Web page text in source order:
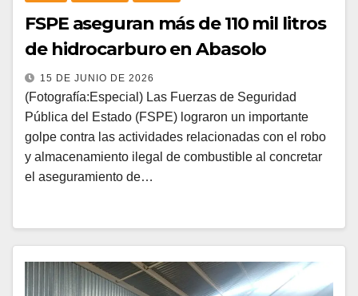
FSPE aseguran más de 110 mil litros
de hidrocarburo en Abasolo
15 DE JUNIO DE 2026
(Fotografía:Especial) Las Fuerzas de Seguridad
Pública del Estado (FSPE) lograron un importante
golpe contra las actividades relacionadas con el robo
y almacenamiento ilegal de combustible al concretar
el aseguramiento de…